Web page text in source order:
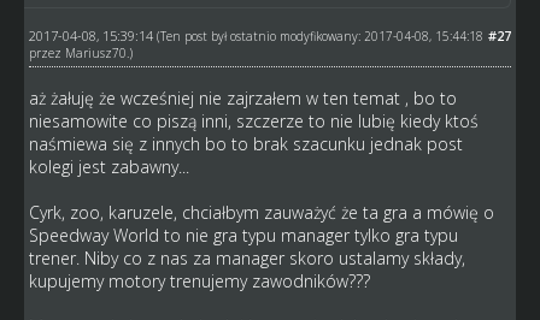
#27
2017-04-08, 15:39:14 (Ten post był ostatnio modyfikowany: 2017-04-08, 15:44:18
przez Mariusz70.)
aż żałuję że wcześniej nie zajrzałem w ten temat , bo to
niesamowite co piszą inni, szczerze to nie lubię kiedy ktoś
naśmiewa się z innych bo to brak szacunku jednak post
kolegi jest zabawny...
Cyrk, zoo, karuzele, chciałbym zauważyć że ta gra a mówię o
Speedway World to nie gra typu manager tylko gra typu
trener. Niby co z nas za manager skoro ustalamy składy,
kupujemy motory trenujemy zawodników???